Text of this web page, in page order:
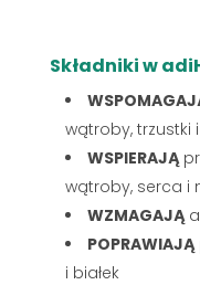
Składniki w
wątroby, trzustki
WSPIERAJĄ
wątroby, serca i
WZMAGAJĄ
POPRAWIAJĄ
i białek